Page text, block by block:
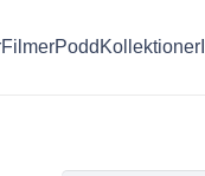
FilmerPodd Kollektioner